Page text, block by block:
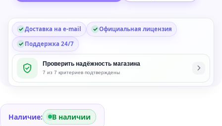
Software
-
с
SpectraLayers
Elements
Доставка на e-mail
Официальная лицензия
Поддержка 24/7
Проверить надёжность магазина
7 из 7 критериев подтверждены
Наличие: В наличии